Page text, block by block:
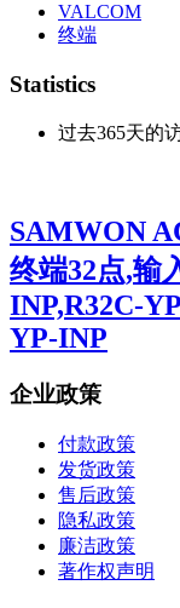
VALCOM
终端
Statistics
过去365天的
SAMWON
终端32点,输
INP,R32C-
YP-INP
企业政策
付款政策
发货政策
售后政策
隐私政策
廉洁政策
著作权声明